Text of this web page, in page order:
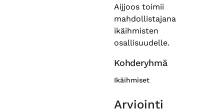
Aijjoos toimii
mahdollistajana
ikäihmisten
osallisuudelle.
Kohderyhmä
Ikäihmiset
Arviointi